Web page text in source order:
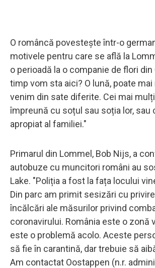
O româncă povestește într-o
motivele pentru care se află la
o perioadă la o companie de flori din
timp vom sta aici? O lună, poate
venim din sate diferite. Cei mai
împreună cu soțul sau soția lor, sau
apropiat al familiei."
Primarul din Lommel, Bob Nijs, a
autobuze cu muncitori români au
Lake. "Poliția a fost la fața locului
Din parc am primit sesizări cu
încălcări ale măsurilor privind
coronavirului. România este o zonă
este o problemă acolo. Aceste
să fie în carantină, dar trebuie să
Am contactat Oostappen (n.r.